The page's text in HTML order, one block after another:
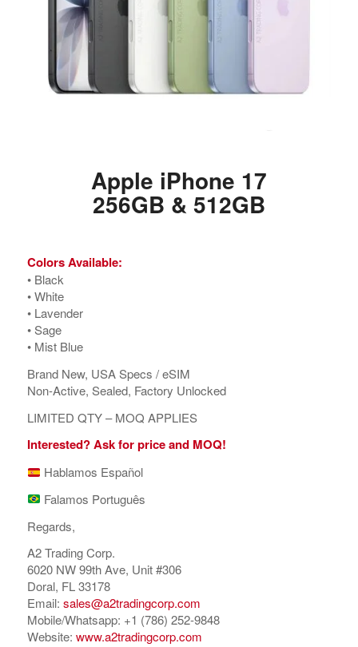
Apple iPhone 17
256GB & 512GB
Colors Available:
•⁠ ⁠Black
•⁠ ⁠White
•⁠ ⁠Lavender
•⁠ ⁠Sage
•⁠ ⁠Mist Blue
Brand New, USA Specs / eSIM
Non-Active, Sealed, Factory Unlocked
LIMITED QTY – MOQ APPLIES
Interested? Ask for price and MOQ!
Hablamos Español
Falamos Português
Regards,
A2 Trading Corp.
6020 NW 99th Ave, Unit #306
Doral, FL 33178
Email: sales@a2tradingcorp.com
Mobile/Whatsapp: +1 (786) 252-9848
Website: www.a2tradingcorp.com